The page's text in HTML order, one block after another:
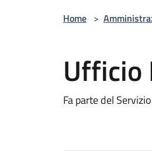
Home >
Ufficio
Fa parte del